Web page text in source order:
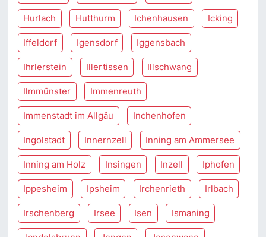
Hurlach Hutthurm Ichenhausen Icking
Iffeldorf Igensdorf Iggensbach
Ihrlerstein Illertissen Illschwang
Ilmmünster Immenreuth
Immenstadt im Allgäu Inchenhofen
Ingolstadt Innernzell Inning am Ammersee
Inning am Holz Insingen Inzell Iphofen
Ippesheim Ipsheim Irchenrieth Irlbach
Irschenberg Irsee Isen Ismaning